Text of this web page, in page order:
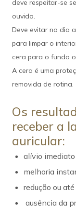
deve respeitar-se
ouvido.
Deve evitar no dia
para limpar o
cera para o fundo
A cera é uma
removida de rotina.
Os
receber a
auricular:
alívio
melhoria
redução ou
ausência da